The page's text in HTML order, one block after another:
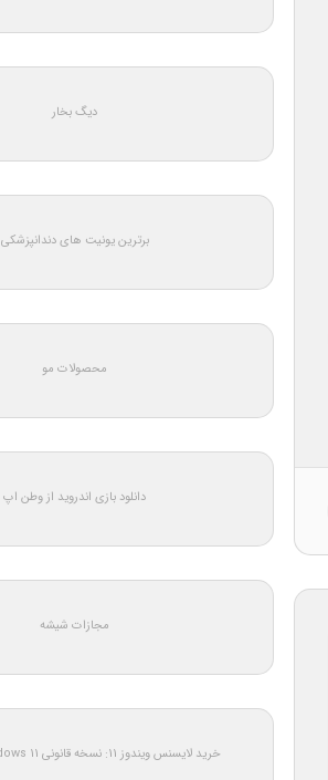
دیگ بخار
برترین یونیت های دندانپزشکی
محصولات مو
دانلود بازی اندروید از وطن اپ
مجازات شیشه
خرید لایسنس ویندوز 11: نسخه قانونی Windows 11 اورجینال